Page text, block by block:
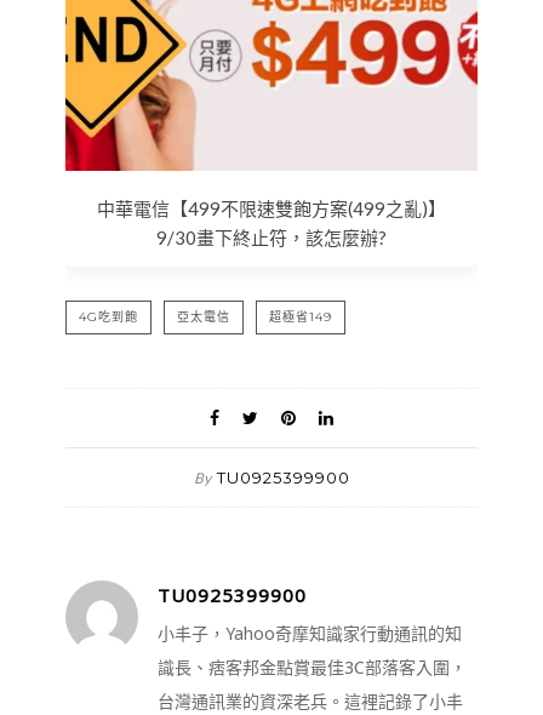
中華電信【499不限速雙飽方案(499之亂)】
9/30畫下終止符，該怎麼辦?
4G吃到飽 亞太電信 超極省149
By TU0925399900
TU0925399900
小丰子，Yahoo奇摩知識家行動通訊的知
識長、痞客邦金點賞最佳3C部落客入圍，
台灣通訊業的資深老兵。這裡記錄了小丰